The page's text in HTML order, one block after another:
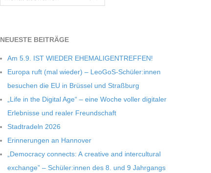
NEU­ESTE BEITRÄGE
Am 5.9. IST WIEDER EHEMALIGENTREFFEN!
Europa ruft (mal wie­der) – LeoGoS-Schüler:innen
besu­chen die EU in Brüs­sel und Straßburg
„Life in the Digi­tal Age“ – eine Woche vol­ler digi­ta­ler
Erleb­nisse und rea­ler Freundschaft
Stadt­ra­deln 2026
Erin­ne­run­gen an Hannover
„Demo­cracy con­nects: A crea­tive and inter­cul­tu­ral
exch­ange” – Schüler:innen des 8. und 9 Jahr­gangs